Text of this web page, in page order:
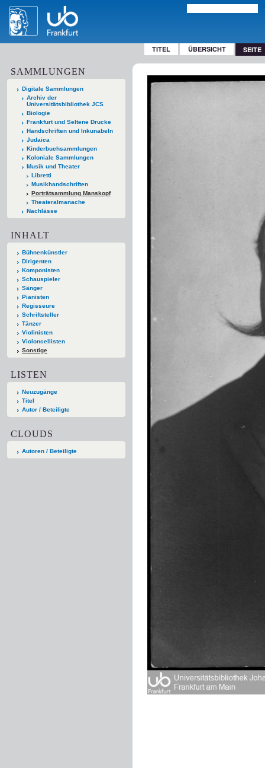
TITEL ÜBERSICHT SEITE
SAMMLUNGEN
Digitale Sammlungen
Archiv der
Universitätsbibliothek JCS
Biologie
Frankfurt und Seltene Drucke
Handschriften und Inkunabeln
Judaica
Kinderbuchsammlungen
Koloniale Sammlungen
Musik und Theater
Libretti
Musikhandschriften
Porträtsammlung Manskopf
Theateralmanache
Nachlässe
INHALT
Bühnenkünstler
Dirigenten
Komponisten
Schauspieler
Sänger
Pianisten
Regisseure
Schriftsteller
Tänzer
Violinisten
Violoncellisten
Sonstige
LISTEN
Neuzugänge
Titel
Autor / Beteiligte
CLOUDS
Autoren / Beteiligte